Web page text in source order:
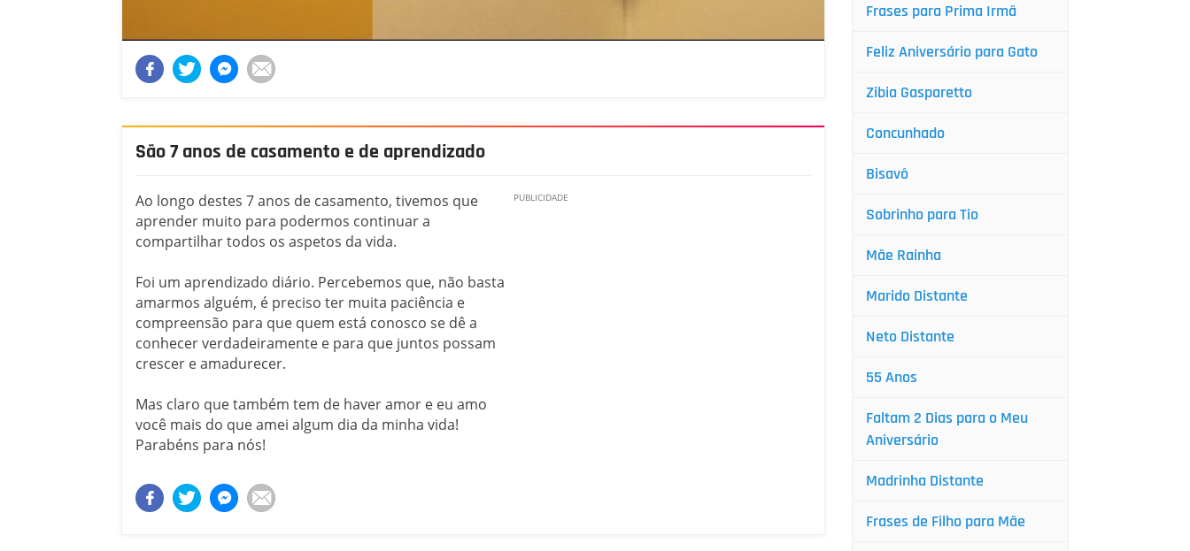
São 7 anos de casamento e de aprendizado
Ao longo destes 7 anos de casamento, tivemos que
aprender muito para podermos continuar a
compartilhar todos os aspetos da vida.
Foi um aprendizado diário. Percebemos que, não basta
amarmos alguém, é preciso ter muita paciência e
compreensão para que quem está conosco se dê a
conhecer verdadeiramente e para que juntos possam
crescer e amadurecer.
Mas claro que também tem de haver amor e eu amo
você mais do que amei algum dia da minha vida!
Parabéns para nós!
Frases para Prima Irmã
Feliz Aniversário para Gato
Zibia Gasparetto
Concunhado
Bisavô
Sobrinho para Tio
Mãe Rainha
Marido Distante
Neto Distante
55 Anos
Faltam 2 Dias para o Meu
Aniversário
Madrinha Distante
Frases de Filho para Mãe